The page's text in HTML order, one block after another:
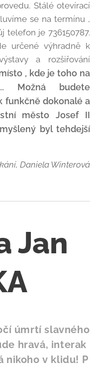
Stálé otevírací
se na termínu ,
telefon je 736150787.
určené výhradně k
a rozšiřování
, kde je toho na
Možná budete
funkčně dokonalé a
město Josef II
byl tehdejší
Daniela Winterová
Jan
úmrtí slavného
hravá, interak
nikohov klidu! P